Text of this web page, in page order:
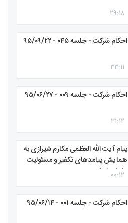
۲۹:۱۸
احکام شرکت - جلسه ۰۴۵ - ۹۵/۰۹/۲۲
۳۳:۱۱
احکام شرکت - جلسه ۰۰۹ - ۹۵/۰۶/۲۷
۳۱:۱۲
پیام آیت الله العظمی مکارم شیرازی به
همایش پیامدهای تکفیر و مسئولیت
علمای اسلام
۰۰:۱۲
احکام شرکت - جلسه ۰۰۱ - ۹۵/۰۶/۱۴